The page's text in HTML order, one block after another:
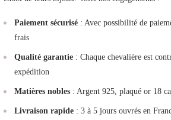
Paiement sécurisé : Avec possibilité de
frais
Qualité garantie : Chaque chevalière est
expédition
Matières nobles : Argent 925, plaqué or 18
Livraison rapide : 3 à 5 jours ouvrés en